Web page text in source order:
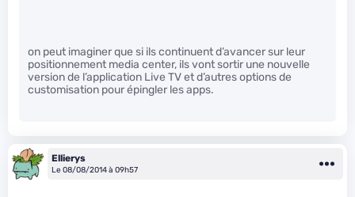
on peut imaginer que si ils continuent d’avancer sur leur
positionnement media center, ils vont sortir une nouvelle
version de l’application Live TV et d’autres options de
customisation pour épingler les apps.
Ellierys
Le 08/08/2014 à 09h57